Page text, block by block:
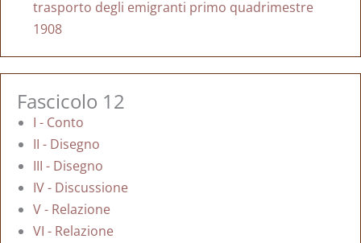
trasporto degli emigranti primo quadrimestre
1908
Fascicolo 12
I - Conto
II - Disegno
III - Disegno
IV - Discussione
V - Relazione
VI - Relazione